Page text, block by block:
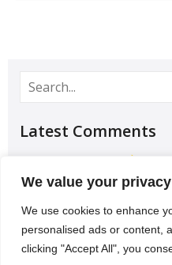
We value your privacy
We use cookies to enhance
personalised ads or content,
clicking "Accept All", you
Latest Comments
Học Đại học để có
Sividuc.orgonChọn
12/08/2016
[…] lại thì lại thiếu